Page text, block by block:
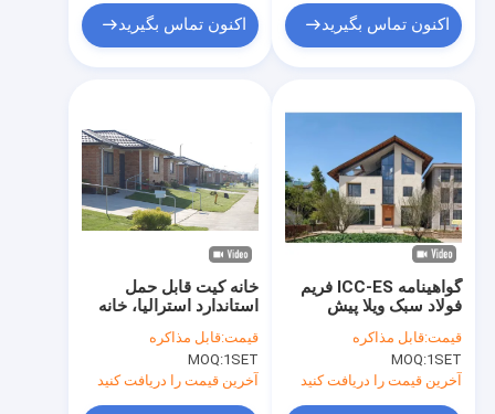
اکنون تماس بگیرید اکنون تماس بگیرید
خانه کیت قابل حمل
استاندارد استرالیا، خانه
آسان
قیمت:قابل مذاکره
MOQ:1SET
آخرین قیمت را دریافت کنید
گواهینامه ICC-ES فریم
فولاد سبک ویلا پیش
اتاق خواب مقرون به
صرفه
قیمت:قابل مذاکره
MOQ:1SET
آخرین قیمت را دریافت کنید